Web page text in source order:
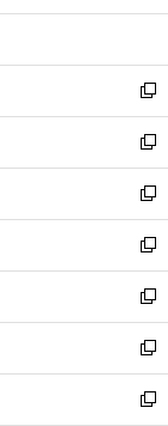
開
ン
ウ
で
開
く
ウ
ン
ド
ウ
で
開
く
新
し
い
ウ
ィ
ン
ド
ウ
で
開
く
新
し
い
ウ
ィ
ン
ド
ウ
で
開
く
新
し
い
ウ
ィ
ン
ド
ウ
で
新
し
い
ウ
ィ
ン
ド
新
し
い
ウ
ィ
新
し
い
新